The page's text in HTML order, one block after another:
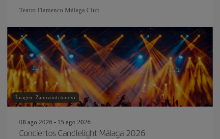
Teatro Flamenco Málaga Club
Imagen: Zamrznuti tonovi
08 ago 2026 - 15 ago 2026
Conciertos Candlelight Málaga 2026